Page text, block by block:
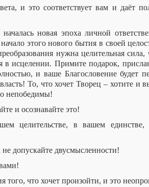
и это соответствует вам и даёт
новая эпоха личной
этого нового бытия в своей
нужна целительная
в исцелении. Примите подарок,
и ваше Благословение будет
То, что хочет Творец – хотите и
непобедимы!
и осознавайте это!
целительстве, в вашем
допускайте двусмысленности!
того, что хочет произойти, и это